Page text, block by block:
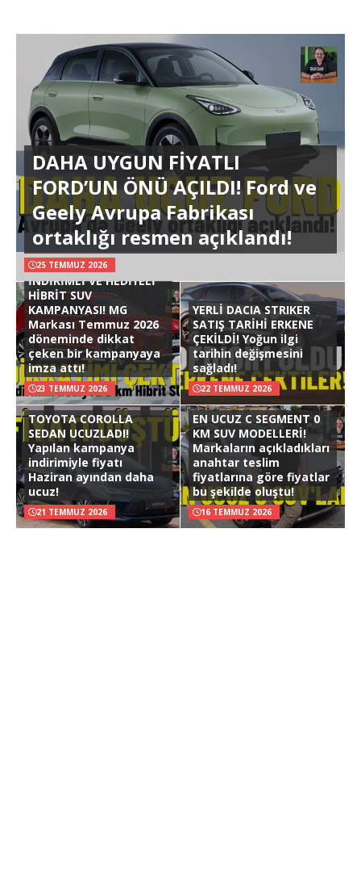
DAHA UYGUN FİYATLI
FORD’UN ÖNÜ AÇILDI! Ford ve
Geely Avrupa Fabrikası
ortaklığı resmen açıklandı!
25 TEMMUZ 2026
İNDİRİMLİ VE HEDİYELİ
HİBRİT SUV
KAMPANYASI! MG
Markası Temmuz 2026
döneminde dikkat
çeken bir kampanyaya
imza attı!
23 TEMMUZ 2026
YERLİ DACIA STRIKER
SATIŞ TARİHİ ERKENE
ÇEKİLDİ! Yoğun ilgi
tarihin değişmesini
sağladı!
22 TEMMUZ 2026
TOYOTA COROLLA
SEDAN UCUZLADI!
Yapılan kampanya
indirimiyle fiyatı
Haziran ayından daha
ucuz!
21 TEMMUZ 2026
EN UCUZ C SEGMENT 0
KM SUV MODELLERİ!
Markaların açıkladıkları
anahtar teslim
fiyatlarına göre fiyatlar
bu şekilde oluştu!
16 TEMMUZ 2026